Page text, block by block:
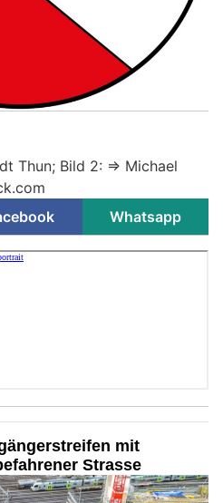
Thun; Bild 2: => Michael
Whatsapp
mit
Strasse